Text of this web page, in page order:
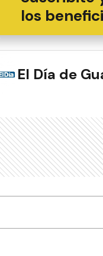
los
El Día de